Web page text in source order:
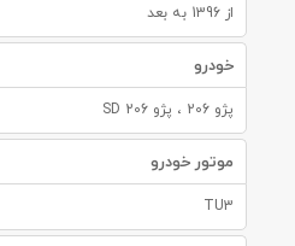
از 1396 به بعد
خودرو
پژو 206 ، پژو 206 SD
موتور خودرو
TU3